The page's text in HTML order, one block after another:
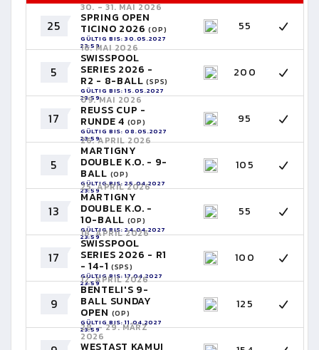
25
30. - 31. MAI 2026
SPRING OPEN
TICINO 2026(OP)
GÜLTIG BIS: 30.05.2027
23:59
55
5
16. MAI 2026
SWISSPOOL
SERIES 2026 -
R2 - 8-BALL(SPS)
GÜLTIG BIS: 15.05.2027
23:59
200
17
09. MAI 2026
REUSS CUP -
RUNDE 4 (OP)
GÜLTIG BIS: 08.05.2027
23:59
95
5
26. APRIL 2026
MARTIGNY
DOUBLE K.O. - 9-
BALL (OP)
GÜLTIG BIS: 25.04.2027
23:59
105
13
25. APRIL 2026
MARTIGNY
DOUBLE K.O. -
10-BALL (OP)
GÜLTIG BIS: 24.04.2027
23:59
55
17
18. APRIL 2026
SWISSPOOL
SERIES 2026 - R1
- 14-1 (SPS)
GÜLTIG BIS: 17.04.2027
23:59
100
9
12. APRIL 2026
BENTELI'S 9-
BALL SUNDAY
OPEN (OP)
GÜLTIG BIS: 11.04.2027
23:59
125
28. - 29. MÄRZ
2026
WESTAST KAMUI